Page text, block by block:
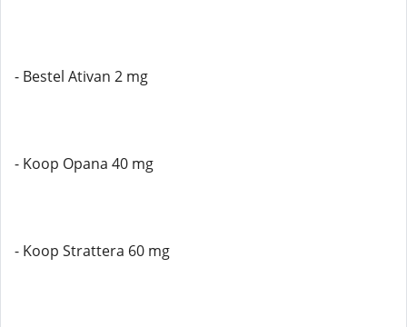
- Bestel Ativan 2 mg
- Koop Opana 40 mg
- Koop Strattera 60 mg